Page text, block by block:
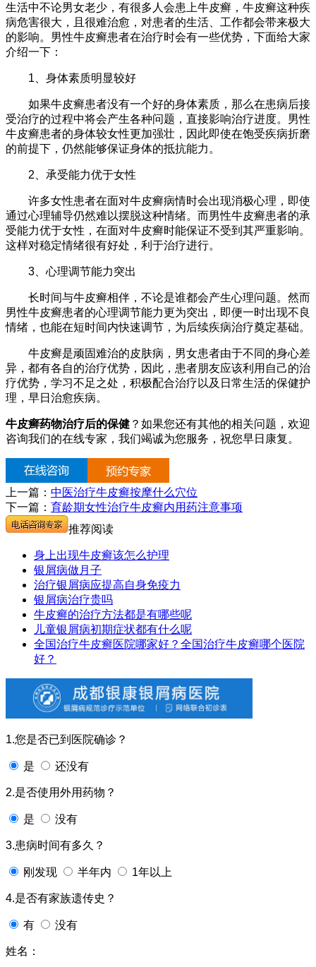
生活中不论男女老少，有很多人会患上牛皮癣，牛皮癣这种疾
病危害很大，且很难治愈，对患者的生活、工作都会带来极大
的影响。男性牛皮癣患者在治疗时会有一些优势，下面给大家
介绍一下：
1、身体素质明显较好
如果牛皮癣患者没有一个好的身体素质，那么在患病后接
受治疗的过程中将会产生各种问题，直接影响治疗进度。男性
牛皮癣患者的身体较女性更加强壮，因此即使在饱受疾病折磨
的前提下，仍然能够保证身体的抵抗能力。
2、承受能力优于女性
许多女性患者在面对牛皮癣病情时会出现消极心理，即使
通过心理辅导仍然难以摆脱这种情绪。而男性牛皮癣患者的承
受能力优于女性，在面对牛皮癣时能保证不受到其严重影响。
这样对稳定情绪很有好处，利于治疗进行。
3、心理调节能力突出
长时间与牛皮癣相伴，不论是谁都会产生心理问题。然而
男性牛皮癣患者的心理调节能力更为突出，即便一时出现不良
情绪，也能在短时间内快速调节，为后续疾病治疗奠定基础。
牛皮癣是顽固难治的皮肤病，男女患者由于不同的身心差
异，都有各自的治疗优势，因此，患者朋友应该利用自己的治
疗优势，学习不足之处，积极配合治疗以及日常生活的保健护
理，早日治愈疾病。
牛皮癣药物治疗后的保健 ？如果您还有其他的相关问题，欢迎
咨询我们的在线专家，我们竭诚为您服务，祝您早日康复。
上一篇： 中医治疗牛皮癣按摩什么穴位
下一篇： 育龄期女性治疗牛皮癣内用药注意事项
推荐阅读
身上出现牛皮癣该怎么护理
银屑病做月子
治疗银屑病应提高自身免疫力
银屑病治疗贵吗
牛皮癣的治疗方法都是有哪些呢
儿童银屑病初期症状都有什么呢
全国治疗牛皮癣医院哪家好？全国治疗牛皮癣哪个医院
好？
1.您是否已到医院确诊？
是 还没有
2.是否使用外用药物？
是 没有
3.患病时间有多久？
刚发现 半年内 1年以上
4.是否有家族遗传史？
有 没有
姓名：